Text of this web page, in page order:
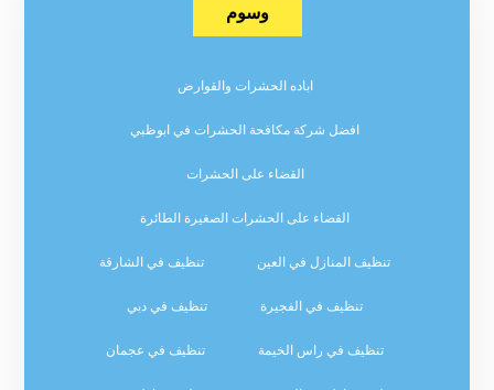
وسوم
اباده الحشرات والقوارض
افضل شركة مكافحة الحشرات في ابوظبي
القضاء على الحشرات
القضاء على الحشرات الصغيرة الطائرة
تنظيف المنازل في العين تنظيف في الشارقة
تنظيف في الفجيرة تنظيف في دبي
تنظيف في راس الخيمة تنظيف في عجمان